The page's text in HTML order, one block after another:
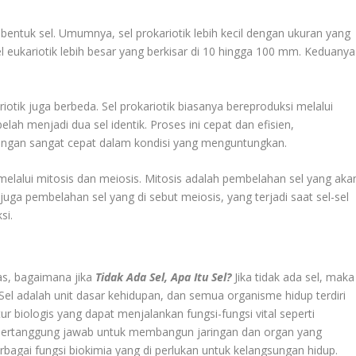
sel. Umumnya, sel prokariotik lebih kecil dengan ukuran yang
lebih besar yang berkisar di 10 hingga 100 mm. Keduanya
juga berbeda. Sel prokariotik biasanya bereproduksi melalui
menjadi dua sel identik. Proses ini cepat dan efisien,
sangat cepat dalam kondisi yang menguntungkan.
mitosis dan meiosis. Mitosis adalah pembelahan sel yang
pembelahan sel yang di sebut meiosis, yang terjadi saat sel-sel
bagaimana jika Tidak Ada Sel, Apa Itu Sel?Jika tidak ada sel, maka
adalah unit dasar kehidupan, dan semua organisme hidup terdiri
biologis yang dapat menjalankan fungsi-fungsi vital seperti
jawab untuk membangun jaringan dan organ yang
fungsi biokimia yang di perlukan untuk kelangsungan hidup.